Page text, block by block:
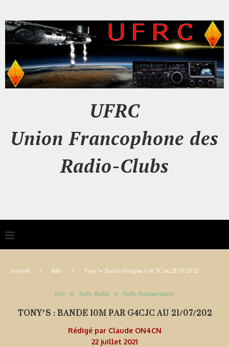
UFRC
Union Francophone des
Radio-Clubs
Accueil Info Tony’s : Bande 10m par G4CJC au 21/07/202
Info Trafic Radio Trafic Radioamateur
TONY’S : BANDE 10M PAR G4CJC AU 21/07/202
Rédigé par Claude ON4CN
22 juillet 2021